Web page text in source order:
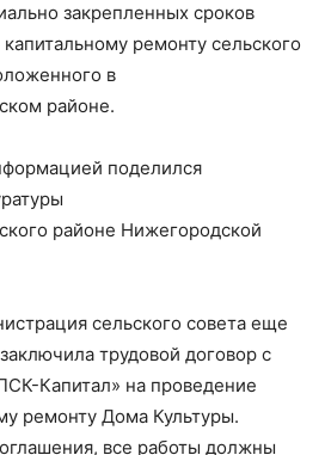
закрепленных сроков
ремонту сельского
в
районе.
поделился
районе Нижегородской
сельского совета еще
трудовой договор с
Капитал» на проведение
ремонту Дома Культуры.
все работы должны